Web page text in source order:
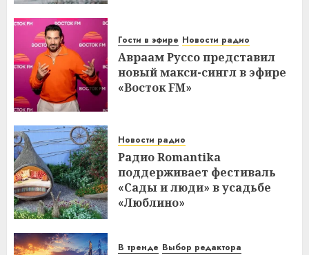
Гости в эфире Новости радио
Авраам Руссо представил
новый макси-сингл в эфире
«Восток FM»
Новости радио
Радио Romantika
поддерживает фестиваль
«Сады и люди» в усадьбе
«Люблино»
В тренде Выбор редактора